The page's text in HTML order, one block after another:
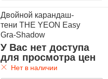
Двойной карандаш-
тени THE YEON Easy
Gra-Shadow
У Вас нет доступа
для просмотра цен
Нет в наличии